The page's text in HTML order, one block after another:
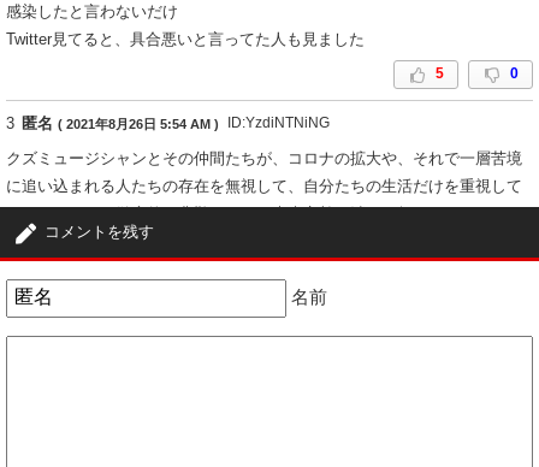
感染したと言わないだけ
Twitter見てると、具合悪いと言ってた人も見ました
5 0
3 匿名 ( 2021年8月26日 5:54 AM ) ID:YzdiNTNiNG
クズミュージシャンとその仲間たちが、コロナの拡大や、それで一層苦境
に追い込まれる人たちの存在を無視して、自分たちの生活だけを重視して
やったフェス。徹底的に非難されて、未来永劫、消えて無くなるべきだと
思う。
コメントを残す
名前